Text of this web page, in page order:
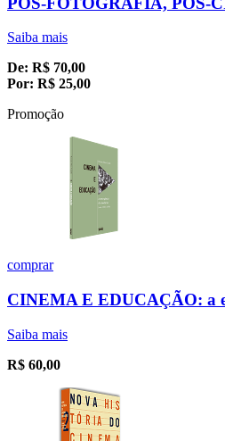
Saiba mais
De: R$ 70,00
Por: R$ 25,00
Promoção
comprar
CINEMA E EDUCAÇÃO: a
Saiba mais
R$ 60,00